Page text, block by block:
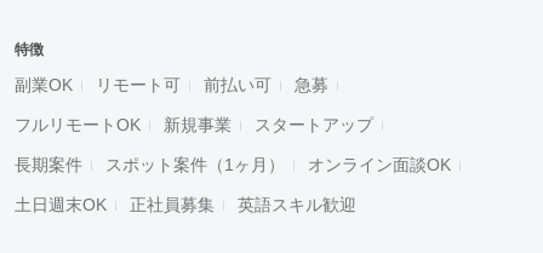
特徴
副業OK リモート可 前払い可 急募
フルリモートOK 新規事業 スタートアップ
長期案件 スポット案件（1ヶ月） オンライン面談OK
土日週末OK 正社員募集 英語スキル歓迎